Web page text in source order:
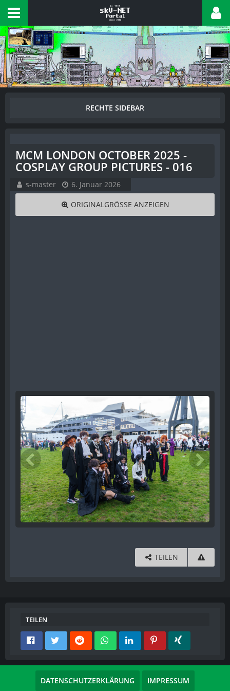
MCM LONDON OCTOBER 2025 -
COSPLAY GROUP PICTURES - 016
s-master 6. Januar 2026
ORIGINALGRÖSSE ANZEIGEN
TEILEN
TEILEN
DATENSCHUTZERKLÄRUNG IMPRESSUM